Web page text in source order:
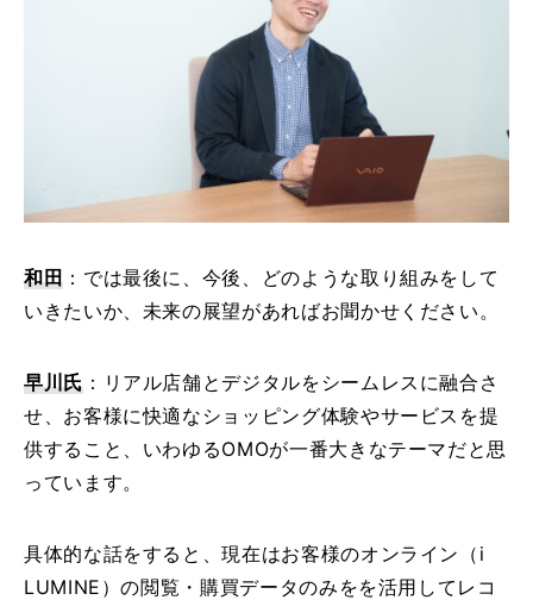
和田 ：では最後に、今後、どのような取り組みをして
いきたいか、未来の展望があればお聞かせください。
早川氏：リアル店舗とデジタルをシームレスに融合さ
せ、お客様に快適なショッピング体験やサービスを提
供すること、いわゆるOMOが一番大きなテーマだと思
っています。
具体的な話をすると、現在はお客様のオンライン（i
LUMINE）の閲覧・購買データのみをを活用してレコ